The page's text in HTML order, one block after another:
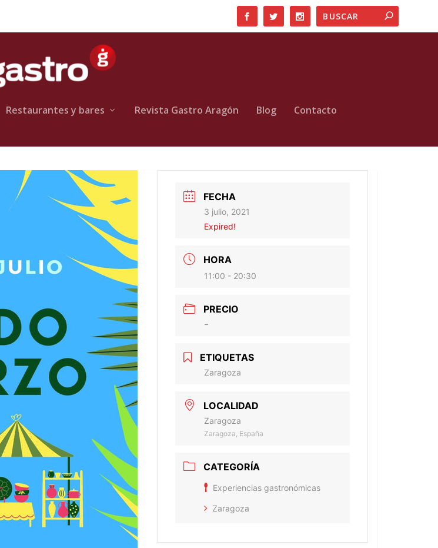
Restaurantes y bares Revista Gastro Aragón Blog Contacto
FECHA
3 julio, 2021
Expired!
HORA
11:00 - 20:30
PRECIO
-
ETIQUETAS
Zaragoza
LOCALIDAD
Zaragoza
Zaragoza, España
CATEGORÍA
Experiencias gastronómicas
Zaragoza